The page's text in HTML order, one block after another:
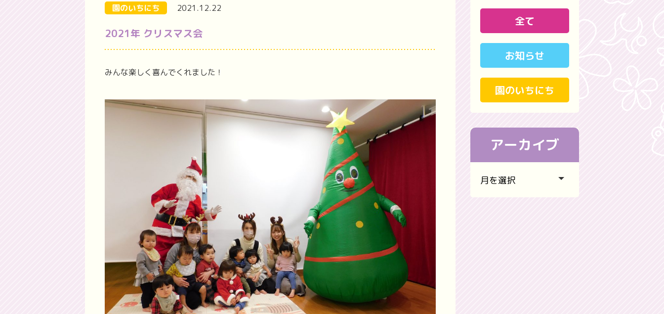
園のいちにち 2021.12.22
2021年 クリスマス会
みんな楽しく喜んでくれました！
全て
お知らせ
園のいちにち
アーカイブ